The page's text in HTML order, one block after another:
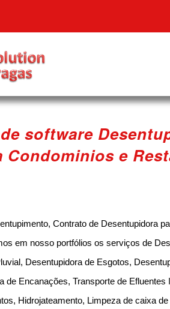
software
Condominios e
Contrato de Desentupidora
em nosso portfólios os serviços de
Desentupidora de Esgotos,
de Encanações, Transporte de
Hidrojateamento, Limpeza de caixa